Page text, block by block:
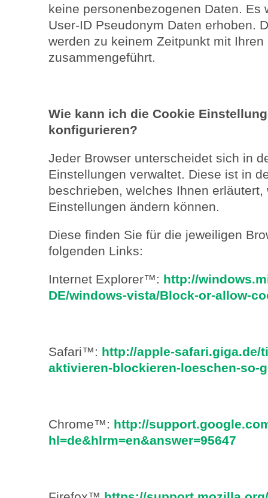
keine personenbezogenen Daten. Es
User-ID Pseudonym Daten erhoben.
werden zu keinem Zeitpunkt mit
zusammengeführt.
Wie kann ich die Cookie
konfigurieren?
Jeder Browser unterscheidet sich in
Einstellungen verwaltet. Diese ist in
beschrieben, welches Ihnen
Einstellungen ändern können.
Diese finden Sie für die jeweiligen
folgenden Links:
Internet Explorer™: http://
DE/windows-vista/Block-or-allow-
Safari™: http://apple-safari.giga.de/
aktivieren-blockieren-loeschen-so-
Chrome™: http://
hl=de&hlrm=en&answer=95647